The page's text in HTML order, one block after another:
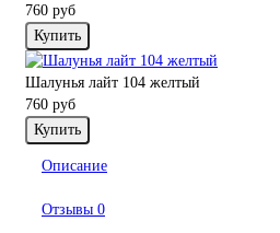
760 руб
Купить
Шалунья лайт 104 желтый
760 руб
Купить
Описание
Отзывы 0